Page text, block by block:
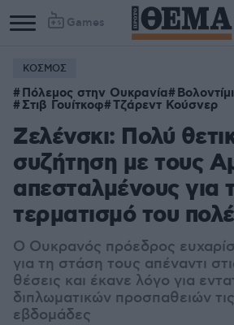
Games
ΚΟΣΜΟΣ
Πόλεμος στην Ουκρανία
Στιβ Γουίτκοφ Τζάρεντ Κούσνερ
Ζελένσκι: Πολύ
συζήτηση με τους
απεσταλμένους για
τερματισμό του
Ο Ουκρανός πρόεδρος
για τη στάση τους απέναντι
θέσεις και έκανε λόγο για
διπλωματικών προσπαθειών
εβδομάδες